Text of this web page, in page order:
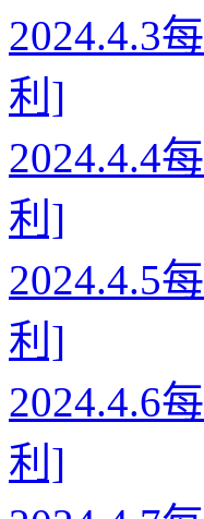
2024.4.3
利]
2024.4.4
利]
2024.4.5
利]
2024.4.6
利]